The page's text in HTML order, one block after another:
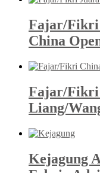
Fajar/Fikri
China
Fajar/Fikri
Liang/
Kejagung